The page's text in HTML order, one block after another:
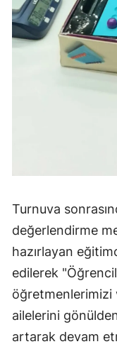
Turnuva
değerlendirme
hazırlayan
edilerek
öğretmenlerimizi
ailelerini
artarak devam